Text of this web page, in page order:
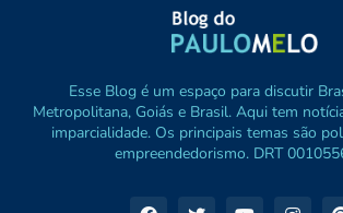
Esse Blog é um espaço para discutir
Metropolitana, Goiás e Brasil. Aqui tem
imparcialidade. Os principais temas são
empreendedorismo. DRT